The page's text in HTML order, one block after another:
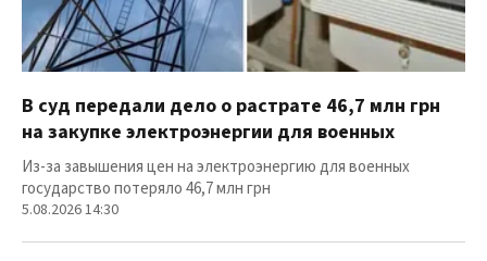
В суд передали дело о растрате 46,7 млн грн
на закупке электроэнергии для военных
Из-за завышения цен на электроэнергию для военных
государство потеряло 46,7 млн грн
5.08.2026 14:30